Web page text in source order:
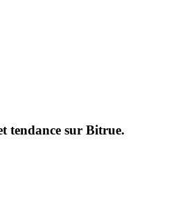
tendance sur Bitrue.